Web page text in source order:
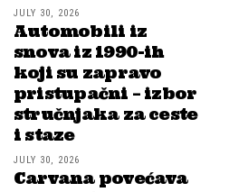
JULY 30, 2026
Automobili iz
snova iz 1990-ih
koji su zapravo
pristupačni – izbor
stručnjaka za ceste
i staze
JULY 30, 2026
Carvana povećava